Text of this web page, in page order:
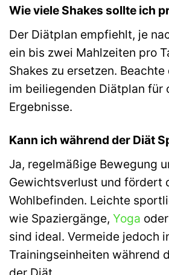
Wie viele Shakes sollte ich
Der Diätplan empfiehlt, je
ein bis zwei Mahlzeiten pro
Shakes zu ersetzen.
im beiliegenden Diätplan für
Ergebnisse.
Kann ich während der Diät
Ja, regelmäßige Bewegung
Gewichtsverlust und fördert
Wohlbefinden. Leichte
wie Spaziergänge, Yoga
sind ideal. Vermeide jedoch
Trainingseinheiten während